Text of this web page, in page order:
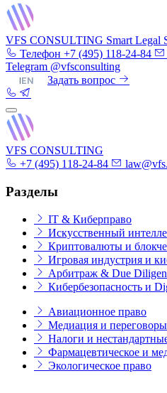
VFS CONSULTING Smart Legal
Телефон +7 (495) 118-24-84
Telegram @vfsconsulting
|EN Задать вопрос
VFS CONSULTING
+7 (495) 118-24-84
Разделы
IT & Киберправо
Искусственный
Криптовалюты и
Игровая индустрия и
Арбитраж & Due
Кибербезопасность и
Авиационное право
Медиация и переговоры
Налоги и
Фармацевтическое и
Экологическое право